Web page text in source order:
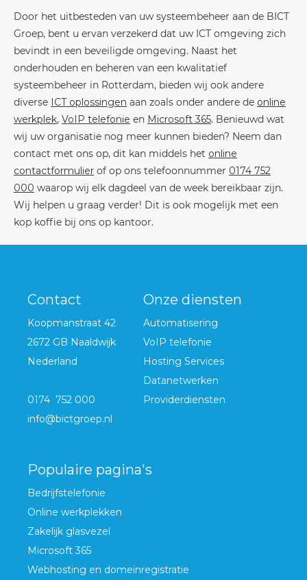
Door het uitbesteden van uw systeembeheer aan de BICT
Groep, bent u ervan verzekerd dat uw ICT omgeving zich
bevindt in een beveiligde omgeving. Naast het
onderhouden en beheren van een kwalitatief
systeembeheer in Rotterdam, bieden wij ook andere
diverse ICT oplossingen aan zoals onder andere de online
werkplek, VoIP telefonie en Microsoft 365. Benieuwd wat
wij uw organisatie nog meer kunnen bieden? Neem dan
contact met ons op, dit kan middels het online
contactformulier of op ons telefoonnummer 0174 752
000 waarop wij elk dagdeel van de week bereikbaar zijn.
Wij helpen u graag verder! Dit is ook mogelijk met een
kop koffie bij ons op kantoor.
Contact
Koopmanstraat 42
2672 GB Naaldwijk
Nederland
0174 752 000
info@bictgroep.nl
Onze diensten
Automatisering
VoIP telefonie
Hosting Services
Datanetwerken
Providerdiensten
Populaire pagina's
Bedrijfstelefonie
Online werkplekken
Zakelijk glasvezel
Microsoft 365
Webhosting en domeinregistratie